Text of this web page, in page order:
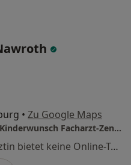
• Zu Google Maps
Amedes Barkhof Hamburg Kinderwunsch Facharzt-Zentrum Pränatale Medizin, Osteologie und Endokrinologie GmbH
Dieser Arzt bzw. diese Ärztin bietet keine Online-Terminbuchung an diesem Standort an.